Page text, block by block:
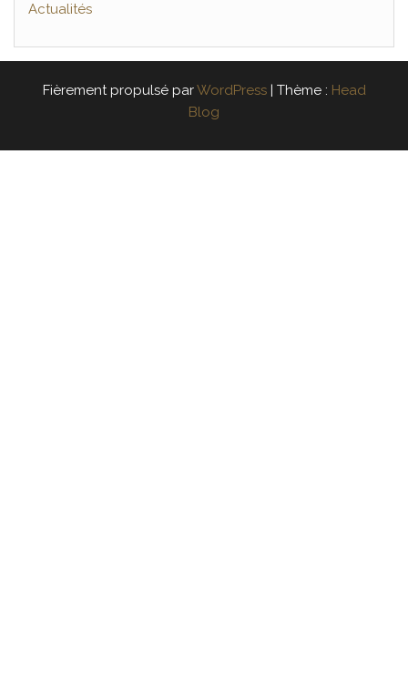
Actualités
Fièrement propulsé parWordPress Thème : Head
Blog